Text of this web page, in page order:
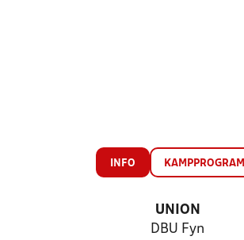
INFO KAMPPROGRAM
UNION
DBU Fyn